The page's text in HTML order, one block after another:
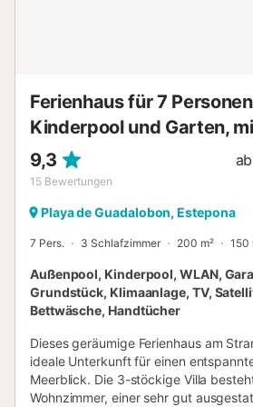
Büchern und TV sowie ein Bad mi...
Ferienhaus für 7
Kinderpool und Garten,
9,3
15 Bewertungen
ab
Playa de Guadalobon, Estepona
7 Pers. 3 Schlafzimmer 200 m² 150
Außenpool, Kinderpool, WLAN,
Grundstück, Klimaanlage, TV,
Bettwäsche, Handtücher
Dieses geräumige Ferienhaus am
ideale Unterkunft für einen
Meerblick. Die 3-stöckige Villa
Wohnzimmer, einer sehr gut